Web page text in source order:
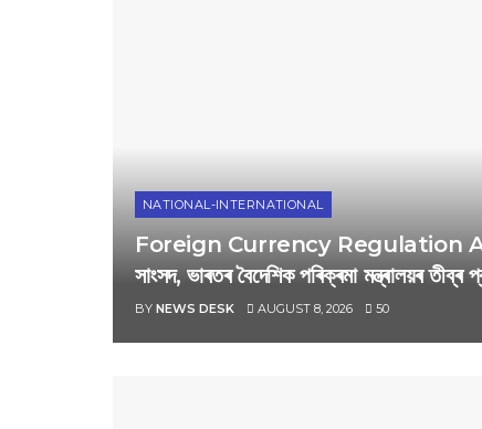
NATIONAL-INTERNATIONAL
Foreign Currency Regulation Act :
সাংসদ, ভাৰতৰ বৈদেশিক পৰিক্ৰমা মন্ত্ৰালয়ৰ তীব্ৰ
BY NEWS DESK AUGUST 8, 2026 50